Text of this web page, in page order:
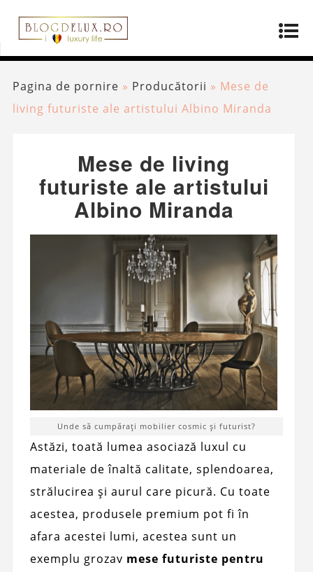
Pagina de pornire » Producătorii » Mese de
living futuriste ale artistului Albino Miranda
Mese de living
futuriste ale artistului
Albino Miranda
Unde să cumpărați mobilier cosmic și futurist?
Astăzi, toată lumea asociază luxul cu
materiale de înaltă calitate, splendoarea,
strălucirea și aurul care picură. Cu toate
acestea, produsele premium pot fi în
afara acestei lumi, acestea sunt un
exemplu grozav mese futuriste pentru